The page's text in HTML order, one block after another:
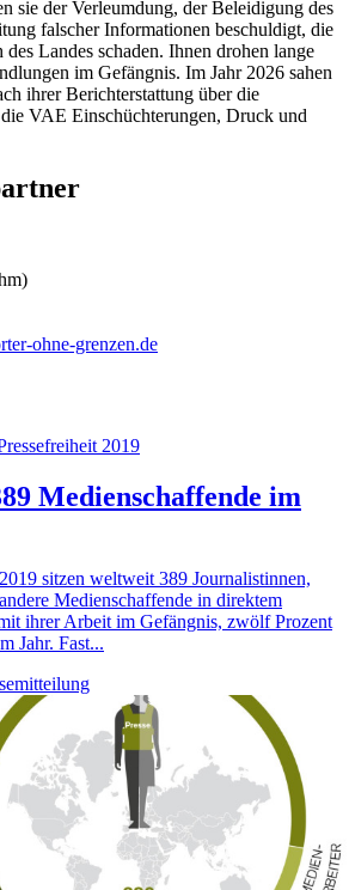
sie der Verleumdung, der Beleidigung des
falscher Informationen beschuldigt, die
Landes schaden. Ihnen drohen lange
im Gefängnis. Im Jahr 2026 sahen
ihrer Berichterstattung über die
VAE Einschüchterungen, Druck und
ohne-grenzen.de
2019
Medienschaffende im
sitzen weltweit 389 Journalistinnen,
Medienschaffende in direktem
ihrer Arbeit im Gefängnis, zwölf Prozent
Jahr. Fast...